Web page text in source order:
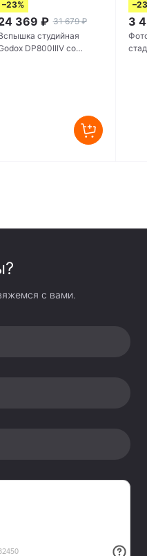
–23%
369 ₽ 31 679 ₽
студийная
DP800IIIV со
3
с вами.